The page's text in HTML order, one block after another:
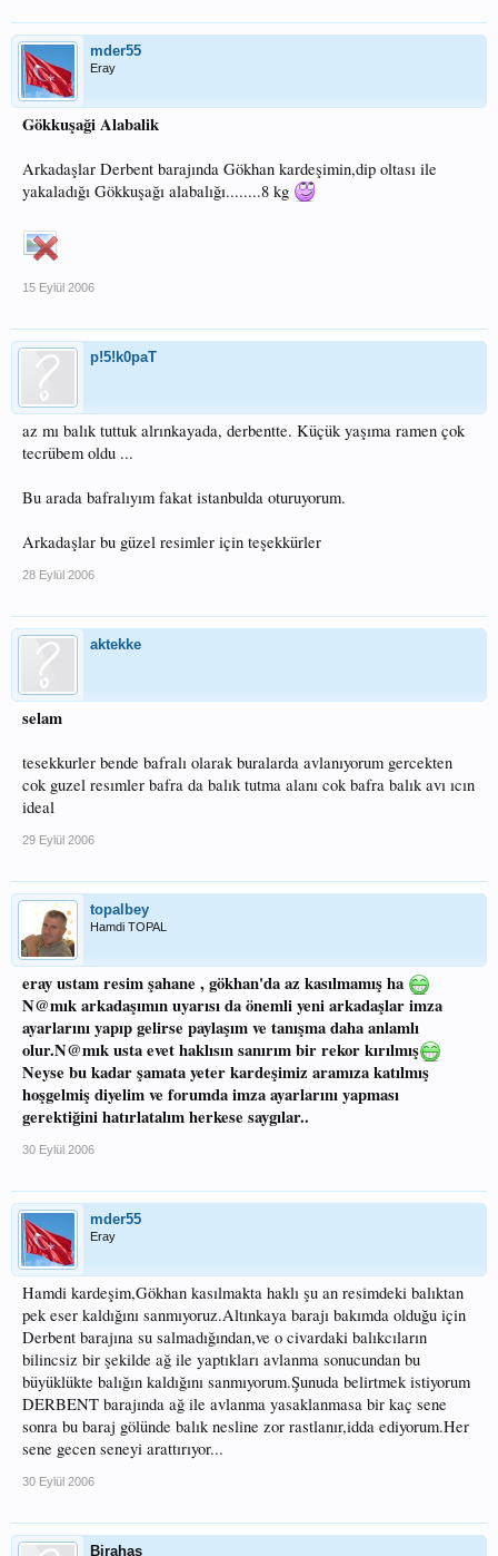
mder55
Eray
Gökkuşaği Alabalik
Arkadaşlar Derbent barajında Gökhan kardeşimin,dip oltası ile
yakaladığı Gökkuşağı alabalığı........8 kg
15 Eylül 2006
p!5!k0paT
az mı balık tuttuk alrınkayada, derbentte. Küçük yaşıma ramen çok
tecrübem oldu ...
Bu arada bafralıyım fakat istanbulda oturuyorum.
Arkadaşlar bu güzel resimler için teşekkürler
28 Eylül 2006
aktekke
selam
tesekkurler bende bafralı olarak buralarda avlanıyorum gercekten
cok guzel resımler bafra da balık tutma alanı cok bafra balık avı ıcın
ideal
29 Eylül 2006
topalbey
Hamdi TOPAL
eray ustam resim şahane , gökhan'da az kasılmamış ha
N@mık arkadaşımın uyarısı da önemli yeni arkadaşlar imza
ayarlarını yapıp gelirse paylaşım ve tanışma daha anlamlı
olur.N@mık usta evet haklısın sanırım bir rekor kırılmış
Neyse bu kadar şamata yeter kardeşimiz aramıza katılmış
hoşgelmiş diyelim ve forumda imza ayarlarını yapması
gerektiğini hatırlatalım herkese saygılar..
30 Eylül 2006
mder55
Eray
Hamdi kardeşim,Gökhan kasılmakta haklı şu an resimdeki balıktan
pek eser kaldığını sanmıyoruz.Altınkaya barajı bakımda olduğu için
Derbent barajına su salmadığından,ve o civardaki balıkcıların
bilincsiz bir şekilde ağ ile yaptıkları avlanma sonucundan bu
büyüklükte balığın kaldığını sanmıyorum.Şunuda belirtmek istiyorum
DERBENT barajında ağ ile avlanma yasaklanmasa bir kaç sene
sonra bu baraj gölünde balık nesline zor rastlanır,idda ediyorum.Her
sene gecen seneyi arattırıyor...
30 Eylül 2006
Birahas